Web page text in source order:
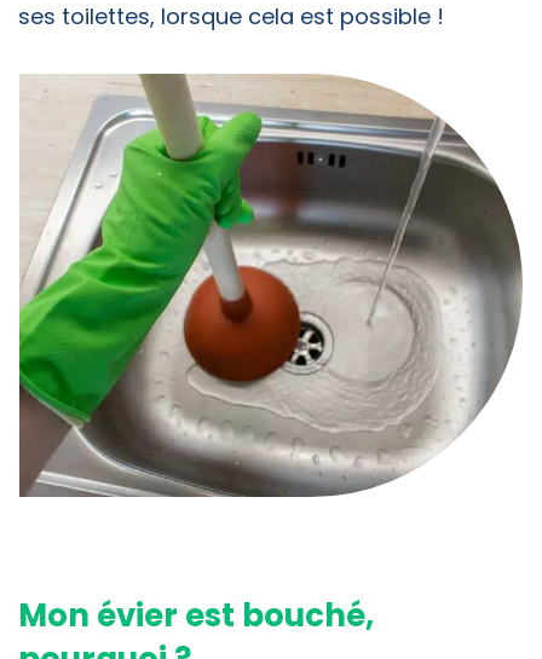
ses toilettes, lorsque cela est possible !
Mon évier est bouché,